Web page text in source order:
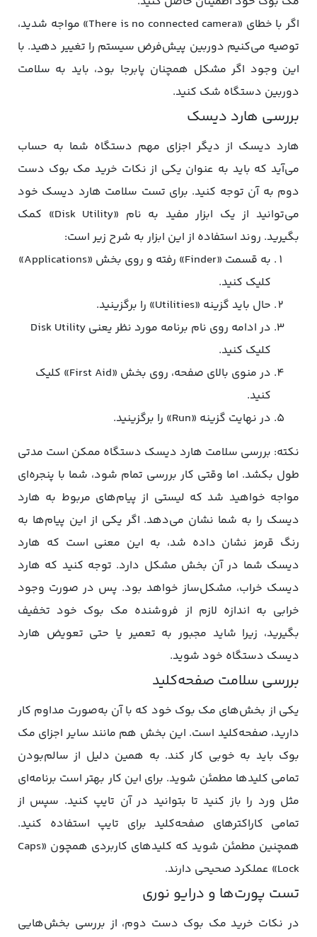
اگر با خطای «There is no connected camera» مواجه شدید،
توصیه می‌کنیم دوربین پیش‌فرض سیستم را تغییر دهید. با
این وجود اگر مشکل همچنان پابرجا بود، باید به سلامت
دوربین دستگاه شک کنید.
بررسی هارد دیسک
هارد دیسک از دیگر اجزای مهم دستگاه شما به حساب
می‌آید که باید به عنوان یکی از نکات خرید مک بوک دست
دوم به آن توجه کنید. برای تست سلامت هارد دیسک خود
می‌توانید از یک ابزار مفید به نام «Disk Utility» کمک
بگیرید. روند استفاده از این ابزار به شرح زیر است:
به قسمت «Finder» رفته و روی بخش «Applications»
کلیک کنید.
حال باید گزینه «Utilities» را برگزینید.
در ادامه روی نام برنامه مورد نظر یعنی Disk Utility
کلیک کنید.
در منوی بالای صفحه، روی بخش «First Aid» کلیک
کنید.
در نهایت گزینه «Run» را برگزینید.
نکته: بررسی سلامت هارد دیسک دستگاه ممکن است مدتی
طول بکشد. اما وقتی کار بررسی تمام شود، شما با پنجره‌ای
مواجه خواهید شد که لیستی از پیام‌های مربوط به هارد
دیسک را به شما نشان می‌دهد. اگر یکی از این پیام‌ها به
رنگ قرمز نشان داده شد، به این معنی است که هارد
دیسک شما در آن بخش مشکل دارد. توجه کنید که هارد
دیسک خراب، مشکل‌ساز خواهد بود. پس در صورت وجود
خرابی به اندازه لازم از فروشنده مک‌ بوک خود تخفیف
بگیرید، زیرا شاید مجبور به تعمیر یا حتی تعویض هارد
دیسک دستگاه خود شوید.
بررسی سلامت صفحه‌کلید
یکی از بخش‌های مک‌ بوک خود که با آن به‌صورت مداوم کار
دارید، صفحه‌کلید است. این بخش هم مانند سایر اجزای مک‌
بوک باید به خوبی کار کند. به همین دلیل از سالم‌بودن
تمامی کلیدها مطمئن شوید. برای این کار بهتر است برنامه‌ای
مثل ورد را باز کنید تا بتوانید در آن تایپ کنید. سپس از
تمامی کاراکترهای صفحه‌کلید برای تایپ استفاده کنید.
همچنین مطمئن شوید که کلیدهای کاربردی همچون «Caps
Lock» عملکرد صحیحی دارند.
تست پورت‌ها و درایو نوری
در نکات خرید مک بوک دست دوم، از بررسی بخش‌هایی